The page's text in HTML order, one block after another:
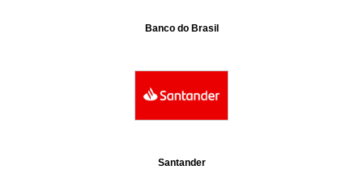
Banco do Brasil
Santander